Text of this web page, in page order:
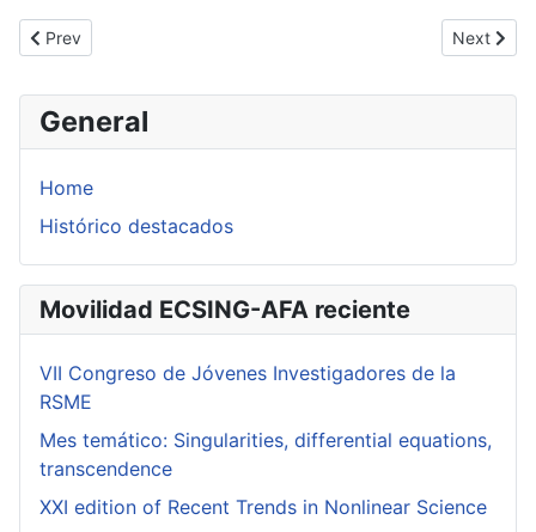
General
Home
Histórico destacados
Movilidad ECSING-AFA reciente
VII Congreso de Jóvenes Investigadores de la
RSME
Mes temático: Singularities, differential equations,
transcendence
XXI edition of Recent Trends in Nonlinear Science
Previous article: Rosas Bazán, Rudy José
Prev Next
Next